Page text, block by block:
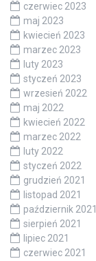
czerwiec 2023
maj 2023
kwiecień 2023
marzec 2023
luty 2023
styczeń 2023
wrzesień 2022
maj 2022
kwiecień 2022
marzec 2022
luty 2022
styczeń 2022
grudzień 2021
listopad 2021
październik 2021
sierpień 2021
lipiec 2021
czerwiec 2021